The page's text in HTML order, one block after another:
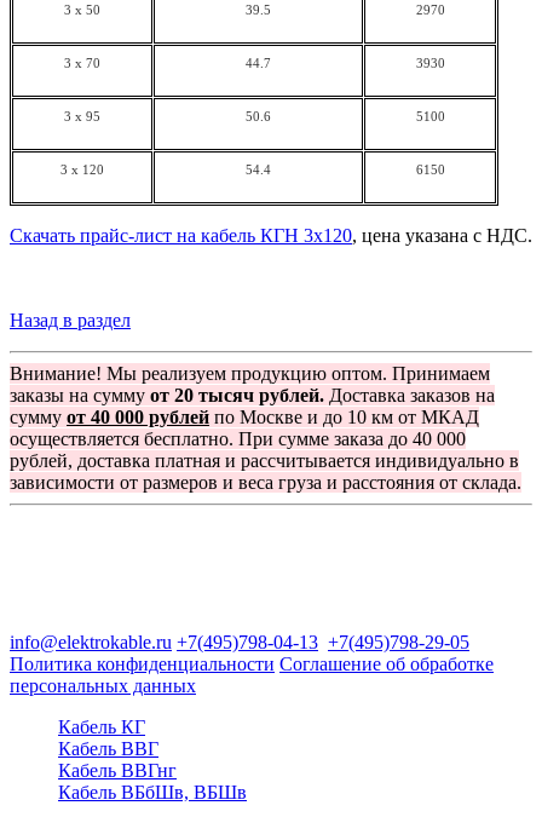
3 x 50 39.5 2970
3 x 70 44.7 3930
3 x 95 50.6 5100
3 x 120 54.4 6150
Скачать прайс-лист на кабель КГН 3х120, цена указана с НДС.
Назад в раздел
Внимание! Мы реализуем продукцию оптом. Принимаем
заказы на сумму от 20 тысяч рублей. Доставка заказов на
сумму от 40 000 рублей по Москве и до 10 км от МКАД
осуществляется бесплатно. При сумме заказа до 40 000
рублей, доставка платная и рассчитывается индивидуально в
зависимости от размеров и веса груза и расстояния от склада.
info@elektrokable.ru +7(495)798-04-13 +7(495)798-29-05
Политика конфиденциальности Соглашение об обработке
персональных данных
Кабель КГ
Кабель ВВГ
Кабель ВВГнг
Кабель ВБбШв, ВБШв